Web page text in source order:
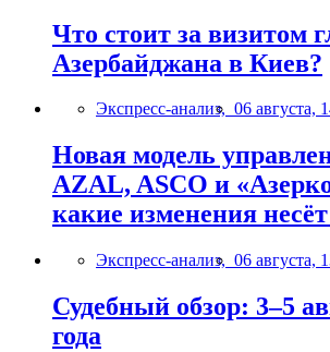
Что стоит за
Азербайджана в Киев?
Экспресс-анализ, 06 августа,
Новая модель
AZAL, ASCO и
какие изменения
Экспресс-анализ, 06 августа,
Судебный обзор: 3–5
года